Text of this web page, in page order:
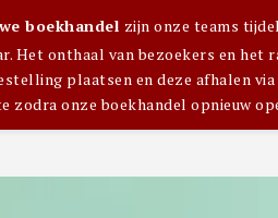
boekhandel zijn onze teams
Het onthaal van bezoekers en
plaatsen en deze afhalen
zodra onze boekhandel opnieuw